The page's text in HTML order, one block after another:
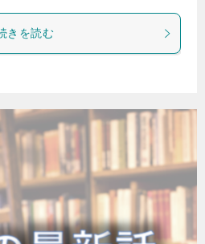
きを読む